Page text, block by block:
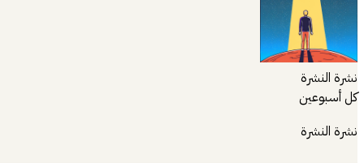
نشرة النشرة
كل أسبوعين
نشرة النشرة